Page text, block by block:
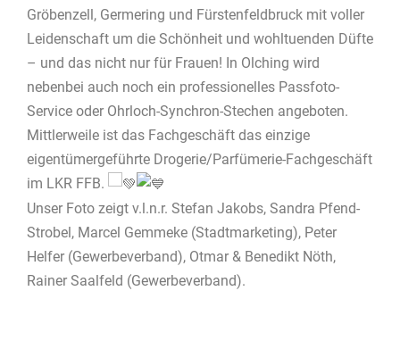
Gröbenzell, Germering und Fürstenfeldbruck mit voller
Leidenschaft um die Schönheit und wohltuenden Düfte
– und das nicht nur für Frauen! In Olching wird
nebenbei auch noch ein professionelles Passfoto-
Service oder Ohrloch-Synchron-Stechen angeboten.
Mittlerweile ist das Fachgeschäft das einzige
eigentümergeführte Drogerie/Parfümerie-Fachgeschäft
im LKR FFB.
Unser Foto zeigt v.l.n.r. Stefan Jakobs, Sandra Pfend-
Strobel, Marcel Gemmeke (Stadtmarketing), Peter
Helfer (Gewerbeverband), Otmar & Benedikt Nöth,
Rainer Saalfeld (Gewerbeverband).